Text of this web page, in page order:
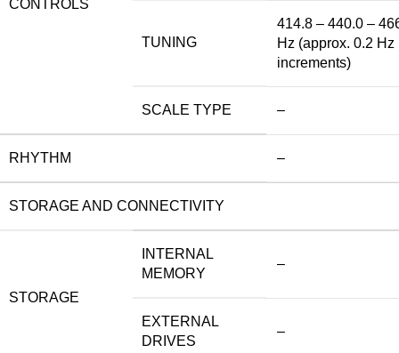
CONTROLS
TUNING
414.8 – 440.0 –
Hz (approx. 0.2 Hz
increments)
SCALE TYPE –
RHYTHM –
STORAGE AND CONNECTIVITY
STORAGE
INTERNAL
MEMORY
–
EXTERNAL
DRIVES
–